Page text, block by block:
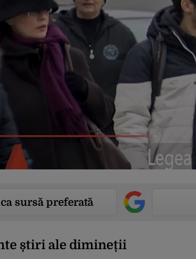
sursă preferată
știri ale dimineții